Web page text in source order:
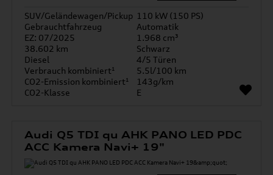
SUV/Geländewagen/Pickup 110 kW (150 PS)
Gebrauchtfahrzeug
Automatik
EZ: 07/2025
1.968 cm³
38.602 km
Schwarz
Diesel
4/5 Türen
Verbrauch kombiniert¹
5.5l/100 km
CO2-Emission kombiniert¹
143g/km
CO2-Klasse
E
Audi Q5 TDI qu AHK PANO LED PDC
ACC Kamera Navi+ 19"